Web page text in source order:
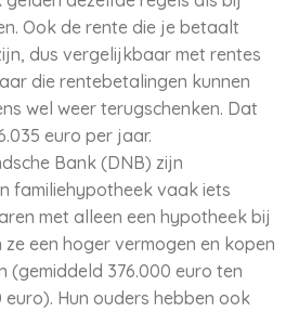
Ook de rente die je betaalt
dus vergelijkbaar met rentes
die rentebetalingen kunnen
wel weer terugschenken. Dat
euro per jaar.
Bank (DNB) zijn
familiehypotheek vaak iets
met alleen een hypotheek bij
een hoger vermogen en kopen
(gemiddeld 376.000 euro ten
Hun ouders hebben ook